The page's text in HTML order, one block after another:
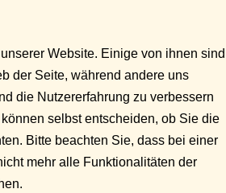
Website. Einige von ihnen sind
der Seite, während andere uns
die Nutzererfahrung zu verbessern
selbst entscheiden, ob Sie die
Bitte beachten Sie, dass bei einer
mehr alle Funktionalitäten der